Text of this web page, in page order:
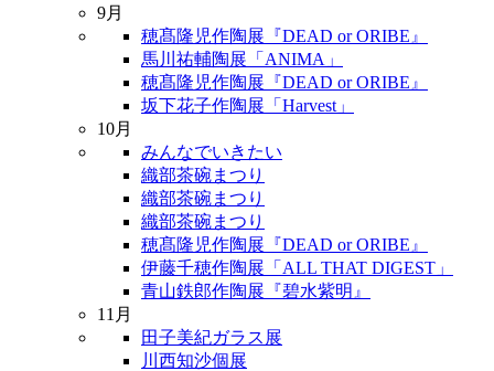
9月
穂髙隆児作陶展『DEAD or ORIBE』
馬川祐輔陶展「ANIMA」
穂髙隆児作陶展『DEAD or ORIBE』
坂下花子作陶展「Harvest」
10月
みんなでいきたい
織部茶碗まつり
織部茶碗まつり
織部茶碗まつり
穂髙隆児作陶展『DEAD or ORIBE』
伊藤千穂作陶展「ALL THAT DIGEST」
青山鉄郎作陶展『碧水紫明』
11月
田子美紀ガラス展
川西知沙個展